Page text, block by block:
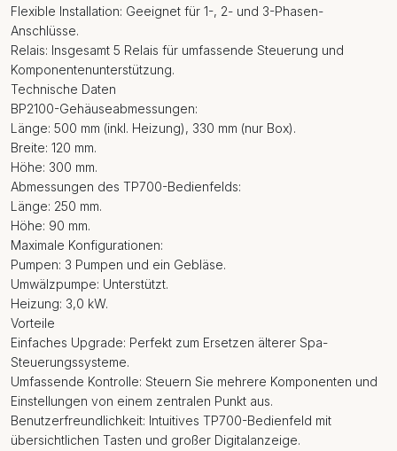
Flexible Installation: Geeignet für 1-, 2- und 3-Phasen-
Anschlüsse.
Relais: Insgesamt 5 Relais für umfassende Steuerung und
Komponentenunterstützung.
Technische Daten
BP2100-Gehäuseabmessungen:
Länge: 500 mm (inkl. Heizung), 330 mm (nur Box).
Breite: 120 mm.
Höhe: 300 mm.
Abmessungen des TP700-Bedienfelds:
Länge: 250 mm.
Höhe: 90 mm.
Maximale Konfigurationen:
Pumpen: 3 Pumpen und ein Gebläse.
Umwälzpumpe: Unterstützt.
Heizung: 3,0 kW.
Vorteile
Einfaches Upgrade: Perfekt zum Ersetzen älterer Spa-
Steuerungssysteme.
Umfassende Kontrolle: Steuern Sie mehrere Komponenten und
Einstellungen von einem zentralen Punkt aus.
Benutzerfreundlichkeit: Intuitives TP700-Bedienfeld mit
übersichtlichen Tasten und großer Digitalanzeige.